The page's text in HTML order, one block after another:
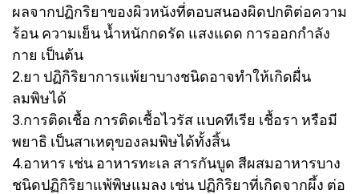
ผลจากปฏิกริยาของผิวหนังที่ตอบสนองผิดปกติต่อความ
ร้อน ความเย็น น้ำหนักกดรัด แสงแดด การออกกำลัง
กาย เป็นต้น
2.ยา ปฏิกิริยาการแพ้ยาบางชนิดอาจทำให้เกิดผื่น
ลมพิษได้
3.การติดเชื้อ การติดเชื้อไวรัส แบคทีเรีย เชื้อรา หรือมี
พยาธิ เป็นสาเหตุของลมพิษได้ทั้งสิ้น
4.อาหาร เช่น อาหารทะเล สารกันบูด สีผสมอาหารบาง
ชนิดปฏิกิริยาแพ้พิษแมลง เช่น ปฏิกิริยาที่เกิดจากผึ้ง ต่อ